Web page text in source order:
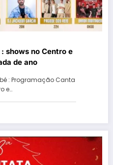
shows no Centro e
de ano
: Programação Canta
e…